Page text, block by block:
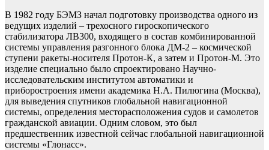
В 1982 году БЭМЗ начал подготовку производства одного из
ведущих изделий – трехосного гироскопического
стабилизатора ЛВ300, входящего в состав комбинированной
системы управления разгонного блока ДМ-2 – космической
ступени ракеты-носителя Протон-К, а затем и Протон-М. Это
изделие специально было спроектировано Научно-
исследовательским институтом автоматики и
приборостроения имени академика Н.А. Пилюгина (Москва),
для выведения спутников глобальной навигационной
системы, определения месторасположения судов и самолетов
гражданской авиации. Одним словом, это был
предшественник известной сейчас глобальной навигационной
системы «Глонасс».